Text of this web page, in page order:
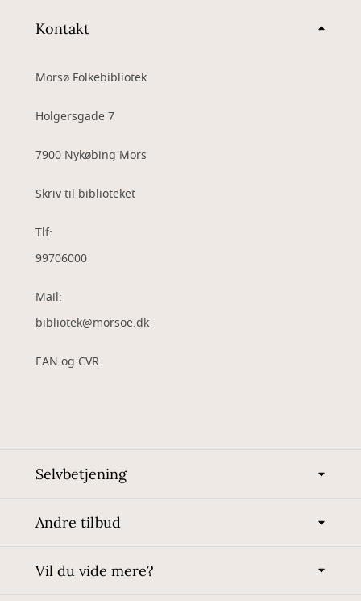
Kontakt
Morsø Folkebibliotek
Holgersgade 7
7900 Nykøbing Mors
Skriv til biblioteket
Tlf:
99706000
Mail:
bibliotek@morsoe.dk
EAN og CVR
Selvbetjening
Andre tilbud
Vil du vide mere?